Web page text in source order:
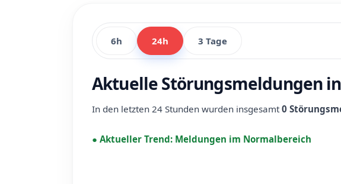
6h 24h 3 Tage
Aktuelle Störungsmeldungen
In den letzten 24 Stunden wurden insgesamt0
● Aktueller Trend: Meldungen im Normalbereich